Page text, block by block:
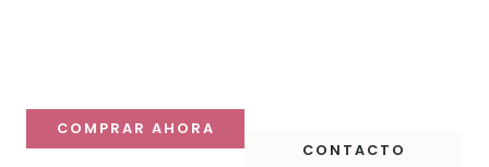
despacho a todo Chile.
COMPRAR AHORA
CONTACTO